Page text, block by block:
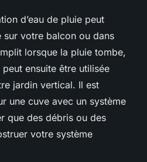
d’eau de pluie peut
sur votre balcon ou dans
lorsque la pluie tombe,
peut ensuite être utilisée
jardin vertical. Il est
une cuve avec un système
que des débris ou des
votre système